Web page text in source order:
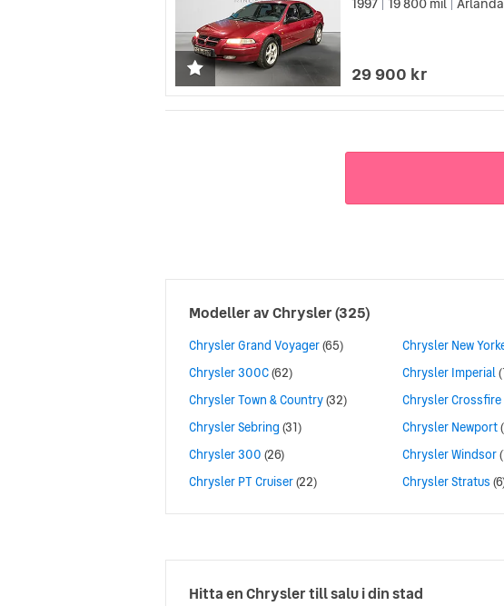
1997 19 800 mil
29 900 kr
Modeller avChrysler(325)
Chrysler Grand Voyager(65)
Chrysler 300C(62)
Chrysler Town & Country(32)
Chrysler Sebring (31)
Chrysler 300 (26)
Chrysler PT Cruiser(22)
Chrysler New
Chrysler Imperial
Chrysler Crossfire
Chrysler Newport
Chrysler Windsor
Chrysler Stratus
Hitta en Chrysler till salu i din stad